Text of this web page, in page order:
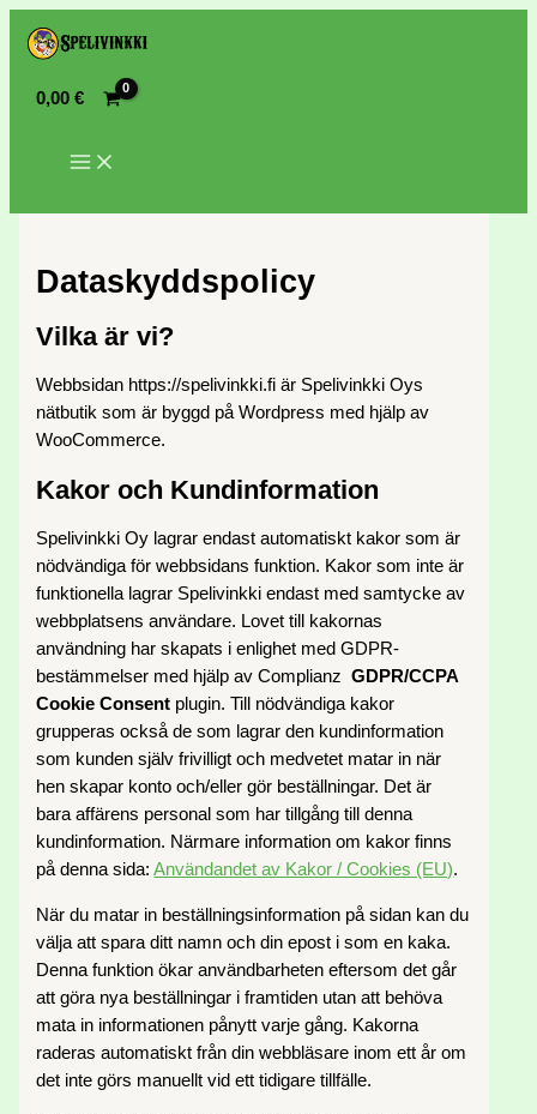
0,00€
Dataskyddspolicy
Vilka är vi?
Webbsidan https://spelivinkki.fi är Spelivinkki Oys
nätbutik som är byggd på Wordpress med hjälp av
WooCommerce.
Kakor och Kundinformation
Spelivinkki Oy lagrar endast automatiskt kakor som är
nödvändiga för webbsidans funktion. Kakor som inte är
funktionella lagrar Spelivinkki endast med samtycke av
webbplatsens användare. Lovet till kakornas
användning har skapats i enlighet med GDPR-
bestämmelser med hjälp av Complianz GDPR/CCPA
Cookie Consent plugin. Till nödvändiga kakor
grupperas också de som lagrar den kundinformation
som kunden själv frivilligt och medvetet matar in när
hen skapar konto och/eller gör beställningar. Det är
bara affärens personal som har tillgång till denna
kundinformation. Närmare information om kakor finns
på denna sida:Användandet av Kakor / Cookies (EU).
När du matar in beställningsinformation på sidan kan du
välja att spara ditt namn och din epost i som en kaka.
Denna funktion ökar användbarheten eftersom det går
att göra nya beställningar i framtiden utan att behöva
mata in informationen pånytt varje gång. Kakorna
raderas automatiskt från din webbläsare inom ett år om
det inte görs manuellt vid ett tidigare tillfälle.